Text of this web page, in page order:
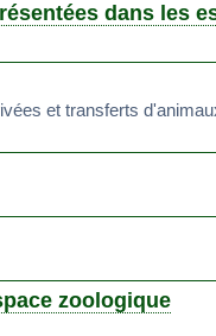
dans les
et transferts
zoologique